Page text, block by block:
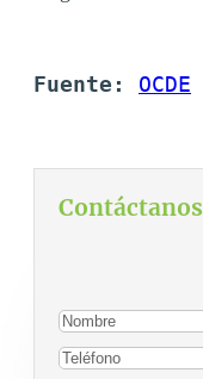
Fuente: OCDE
Contáctanos